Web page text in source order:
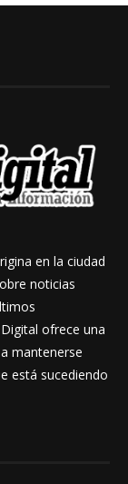
en la ciudad
noticias
ofrece una
mantenerse
está sucediendo